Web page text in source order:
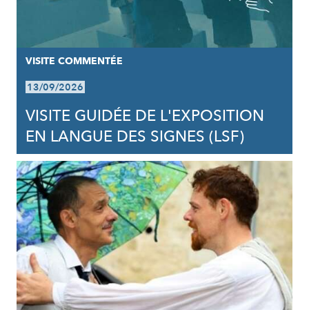
VISITE COMMENTÉE
13/09/2026
VISITE GUIDÉE DE L'EXPOSITION
EN LANGUE DES SIGNES (LSF)